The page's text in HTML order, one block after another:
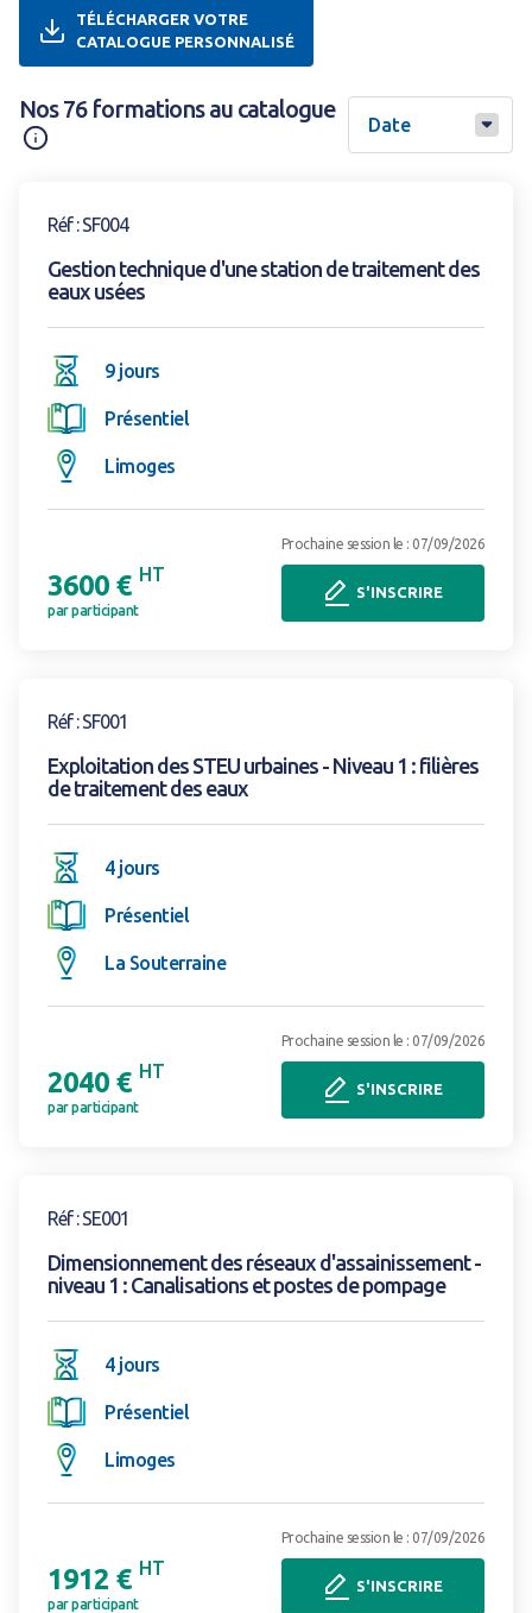
TÉLÉCHARGER VOTRE
CATALOGUE PERSONNALISÉ
Nos 76 formations au catalogue
Réf : SF004
Gestion technique d'une station de traitement des
eaux usées
9 jours
Présentiel
Limoges
3600 € HT
par participant
Prochaine session le : 07/09/2026
S'INSCRIRE
Réf : SF001
Exploitation des STEU urbaines - Niveau 1 : filières
de traitement des eaux
4 jours
Présentiel
La Souterraine
2040 € HT
par participant
Prochaine session le : 07/09/2026
S'INSCRIRE
Réf : SE001
Dimensionnement des réseaux d'assainissement -
niveau 1 : Canalisations et postes de pompage
4 jours
Présentiel
Limoges
1912 € HT
par participant
Prochaine session le : 07/09/2026
S'INSCRIRE